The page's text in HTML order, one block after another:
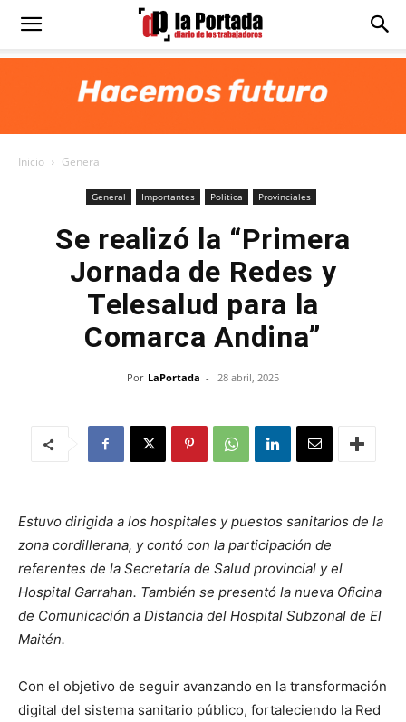
Diario
Inicio General
General Importantes Politica Provinciales
Se realizó la “Primera
Jornada de Redes y
Telesalud para la
Comarca Andina”
Por LaPortada - 28 abril, 2025
Estuvo dirigida a los hospitales y puestos sanitarios de la
zona cordillerana, y contó con la participación de
referentes de la Secretaría de Salud provincial y el
Hospital Garrahan. También se presentó la nueva Oficina
de Comunicación a Distancia del Hospital Subzonal de El
Maitén.
Con el objetivo de seguir avanzando en la transformación
digital del sistema sanitario público, fortaleciendo la Red